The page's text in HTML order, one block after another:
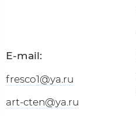
E-mail:
fresco1@ya.ru
art-cten@ya.ru